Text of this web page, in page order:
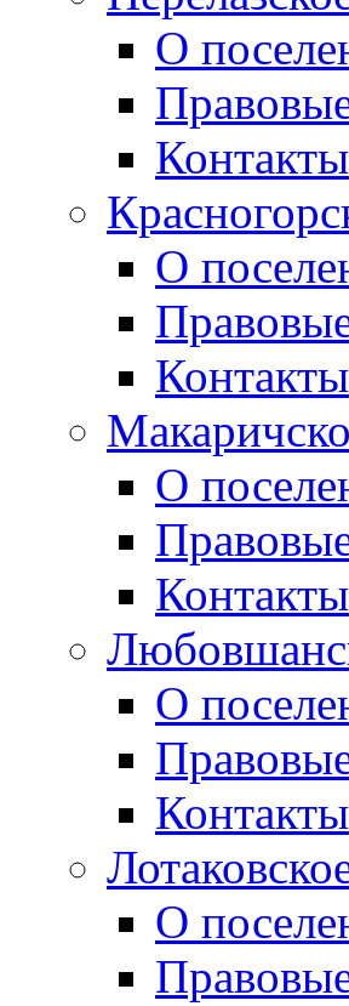
О
Контакты
О
Контакты
О
Контакты
О
Контакты
О